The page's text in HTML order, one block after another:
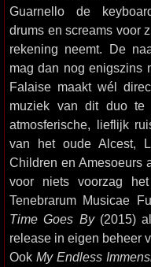
Guarnello de
drums en screams voor
rekening neemt. De
mag dan nog enigszins
Falaise maakt wél
muziek van dit duo te
atmosferische, lieflijk
van het oude Alcest,
Children en Amesoeurs
voor niets voorzag
Tenebrarum Musicae
Time Goes By(2015)
release in eigen beheer
Ook My Endless